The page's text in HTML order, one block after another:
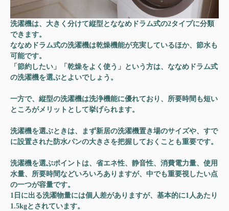
洗濯機は、大きく分けて縦型とななめドラム式の2タイプに分類
できます。
ななめドラム式の洗濯機は乾燥機能が充実しているほか、節水も
可能です。
「節約したい」「乾燥をよく使う」という方は、ななめドラム式
の洗濯機を選ぶとよいでしょう。
一方で、縦型の洗濯機は洗浄機能に優れており、所要時間も短い
ところがメリットとして挙げられます。
洗濯機を選ぶときは、まず新居の洗濯機置き場のサイズや、すで
に設置された防水パンの大きさを把握しておく ことも重要です。
洗濯機を選ぶポイントは、省エネ性、静音性、消費電力量、使用
水量、所要時間などいろいろありますが、中でも重要視したい点
の一つが容量です。
1日に出る洗濯物量には個人差がありますが、基本的に1人あたり
1.5kgとされています。